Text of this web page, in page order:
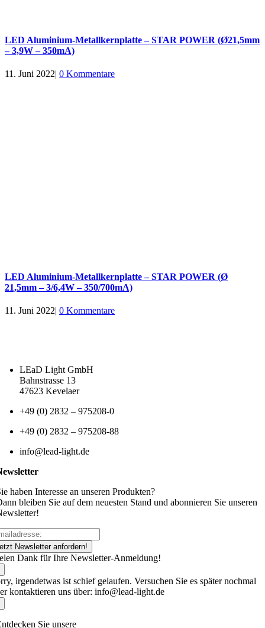
LED Aluminium-Metallkernplatte – STAR POWER (Ø21,5mm
– 3,9W – 350mA)
11. Juni 2022| 0 Kommentare
LED Aluminium-Metallkernplatte – STAR POWER (Ø
21,5mm – 3/6,4W – 350/700mA)
11. Juni 2022| 0 Kommentare
LEaD Light GmbH
Bahnstrasse 13
47623 Kevelaer
+49 (0) 2832 – 975208-0
+49 (0) 2832 – 975208-88
info@lead-light.de
haben Interesse an unseren Produkten?
bleiben Sie auf dem neuesten Stand und abonnieren Sie unseren
Newsletter anfordern!
Dank für Ihre Newsletter-Anmeldung!
irgendetwas ist schief gelaufen. Versuchen Sie es später nochmal
kontaktieren uns über: info@lead-light.de
Sie unsere